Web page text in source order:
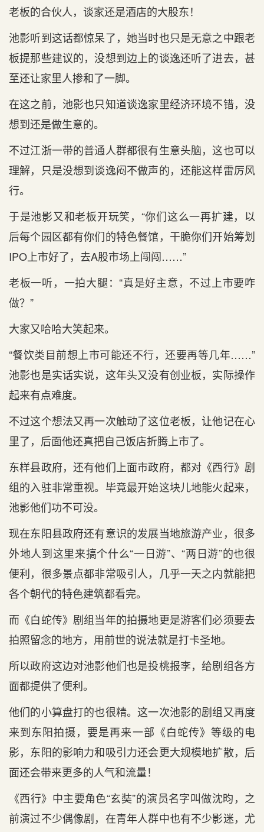
老板的合伙人，谈家还是酒店的大股东！
池影听到这话都惊呆了，她当时也只是无意之中跟老
板提那些建议的，没想到边上的谈逸还听了进去，甚
至还让家里人掺和了一脚。
在这之前，池影也只知道谈逸家里经济环境不错，没
想到还是做生意的。
不过江浙一带的普通人群都很有生意头脑，这也可以
理解，只是没想到谈逸闷不做声的，还能这样雷厉风
行。
于是池影又和老板开玩笑，“你们这么一再扩建，以
后每个园区都有你们的特色餐馆，干脆你们开始筹划
IPO上市好了，去A股市场上闯闯……”
老板一听，一拍大腿：“真是好主意，不过上市要咋
做？”
大家又哈哈大笑起来。
“餐饮类目前想上市可能还不行，还要再等几年……”
池影也是实话实说，这年头又没有创业板，实际操作
起来有点难度。
不过这个想法又再一次触动了这位老板，让他记在心
里了，后面他还真把自己饭店折腾上市了。
东样县政府，还有他们上面市政府，都对《西行》剧
组的入驻非常重视。毕竟最开始这块儿地能火起来，
池影他们功不可没。
现在东阳县政府还有意识的发展当地旅游产业，很多
外地人到这里来搞个什么“一日游”、“两日游”的也很
便利，很多景点都非常吸引人，几乎一天之内就能把
各个朝代的特色建筑都看完。
而《白蛇传》剧组当年的拍摄地更是游客们必须要去
拍照留念的地方，用前世的说法就是打卡圣地。
所以政府这边对池影他们也是投桃报李，给剧组各方
面都提供了便利。
他们的小算盘打的也很精。这一次池影的剧组又再度
来到东阳拍摄，要是再来一部《白蛇传》等级的电
影，东阳的影响力和吸引力还会更大规模地扩散，后
面还会带来更多的人气和流量！
《西行》中主要角色“玄奘”的演员名字叫做沈昀，之
前演过不少偶像剧，在青年人群中也有不少影迷，尤